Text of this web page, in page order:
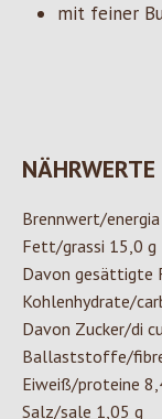
mit feiner
Brennwert/
Fett/grassi 15,0 g
Davon gesättigte
Kohlenhydrate/
Davon Zucker/di
Ballaststoffe/
Eiweiß/proteine
Salz/sale 1,05 g